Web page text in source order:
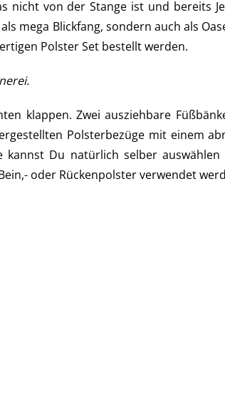
nicht von der Stange ist und bereits
mega Blickfang, sondern auch als
Polster Set bestellt werden.
klappen. Zwei ausziehbare
Polsterbezüge mit einem
Du natürlich selber
oder Rückenpolster verwendet